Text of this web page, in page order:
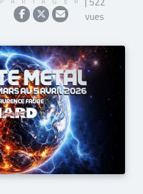
vues